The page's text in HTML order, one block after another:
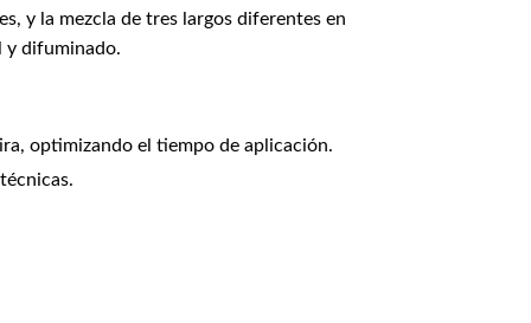
y la mezcla de tres largos diferentes en
y difuminado.
optimizando el tiempo de aplicación.